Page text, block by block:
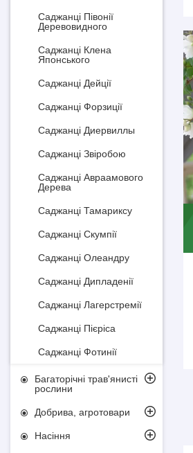
Саджанці Півонії
Деревовидного
Саджанці Клена
Японського
Саджанці Дейції
Саджанці Форзиції
Саджанці Диервиллы
Саджанці Звіробою
Саджанці Авраамового
Дерева
Саджанці Тамариксу
Саджанці Скумпії
Саджанці Олеандру
Саджанці Дипладенії
Саджанці Лагерстремії
Саджанці Пієріса
Саджанці Фотинії
Багаторічні трав'янисті
рослини
Добрива, агротовари
Насіння